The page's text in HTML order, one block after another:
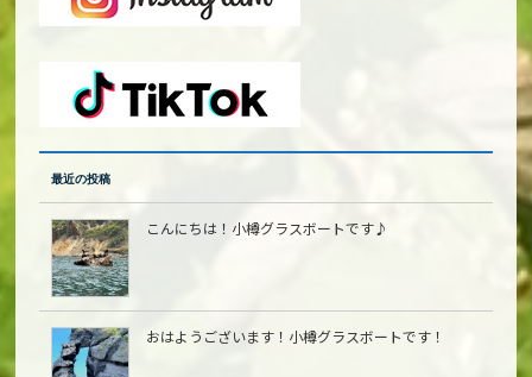
最近の投稿
こんにちは！小樽グラスボートです♪
おはようございます！小樽グラスボートです！